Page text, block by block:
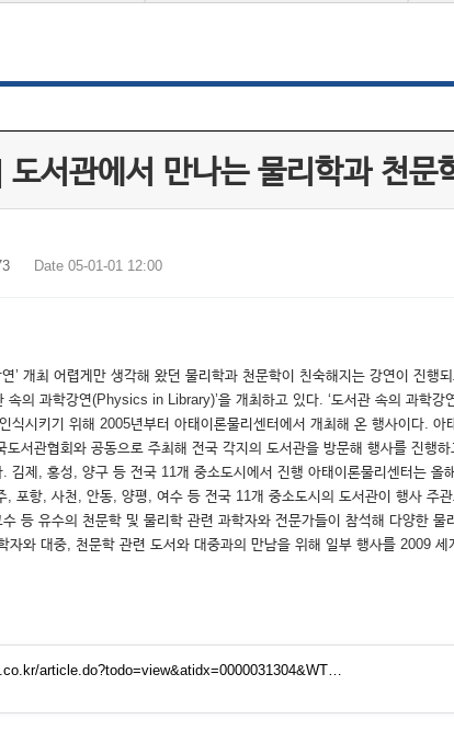
서관에서 만나는 물리학과 천문
Date 05-01-01 12:00
’ 개최 어렵게만 생각해 왔던 물리학과 천문학이 친숙해지는 강연이 진
속의 과학강연(Physics in Library)’을 개최하고 있다. ‘도서관 속의 과학
식시키기 위해 2005년부터 아태이론물리센터에서 개최해 온 행사이다.
도서관협회와 공동으로 주최해 전국 각지의 도서관을 방문해 행사를 진
김제, 홍성, 양구 등 전국 11개 중소도시에서 진행 아태이론물리센터는
포항, 사천, 안동, 양평, 여수 등 전국 11개 중소도시의 도서관이 행사 주
등 유수의 천문학 및 물리학 관련 과학자와 전문가들이 참석해 다양한
와 대중, 천문학 관련 도서와 대중과의 만남을 위해 일부 행사를 2009
article.do?todo=view&atidx=0000031304&WT…